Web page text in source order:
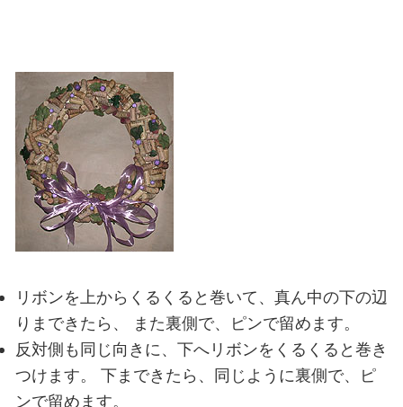
リボンを上からくるくると巻いて、真ん中の下の辺
りまできたら、
また裏側で、ピンで留めます。
反対側も同じ向きに、下へリボンをくるくると巻き
つけます。
下まできたら、同じように裏側で、ピ
ンで留めます。